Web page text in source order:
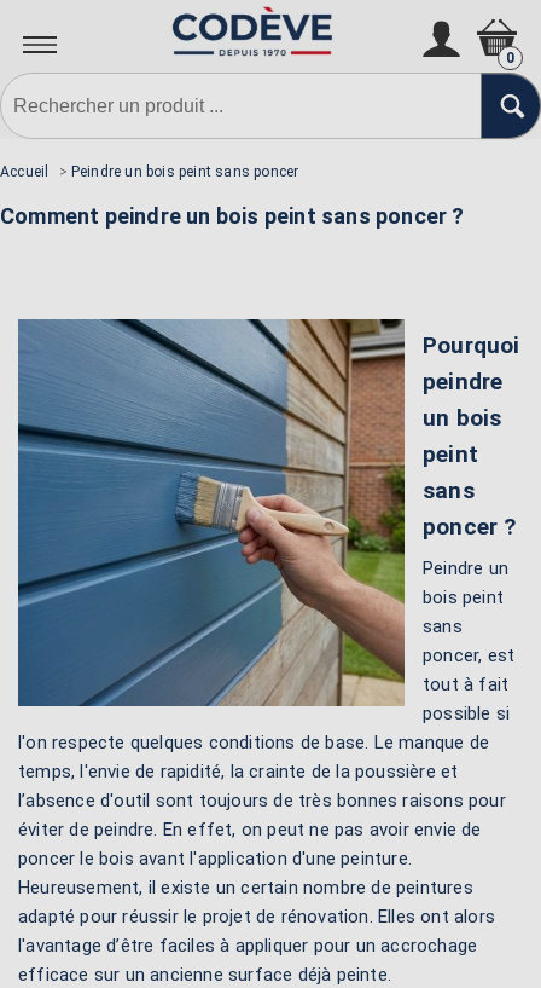
0
Accueil > Peindre un bois peint sans poncer
Comment peindre un bois peint sans poncer ?
Pourquoi
peindre
un bois
peint
sans
poncer ?
Peindre un
bois peint
sans
poncer, est
tout à fait
possible si
l'on respecte quelques conditions de base. Le manque de
temps, l'envie de rapidité, la crainte de la poussière et
l’absence d'outil sont toujours de très bonnes raisons pour
éviter de peindre. En effet, on peut ne pas avoir envie de
poncer le bois avant l'application d'une peinture.
Heureusement, il existe un certain nombre de peintures
adapté pour réussir le projet de rénovation. Elles ont alors
l'avantage d’être faciles à appliquer pour un accrochage
efficace sur un ancienne surface déjà peinte.